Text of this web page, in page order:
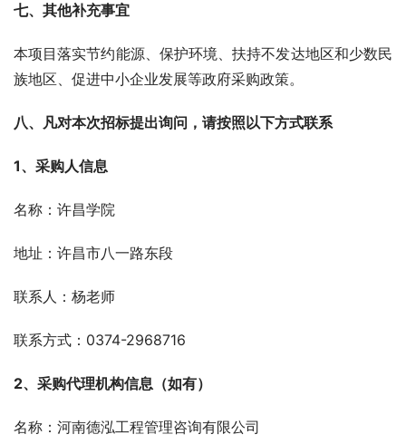
七、其他补充事宜
本项目落实节约能源、保护环境、扶持不发达地区和少数民
族地区、促进中小企业发展等政府采购政策。
八、凡对本次招标提出询问，请按照以下方式联系
1、采购人信息
名称：许昌学院
地址：许昌市八一路东段
联系人：杨老师
联系方式：0374-2968716
2、采购代理机构信息（如有）
名称：河南德泓工程管理咨询有限公司